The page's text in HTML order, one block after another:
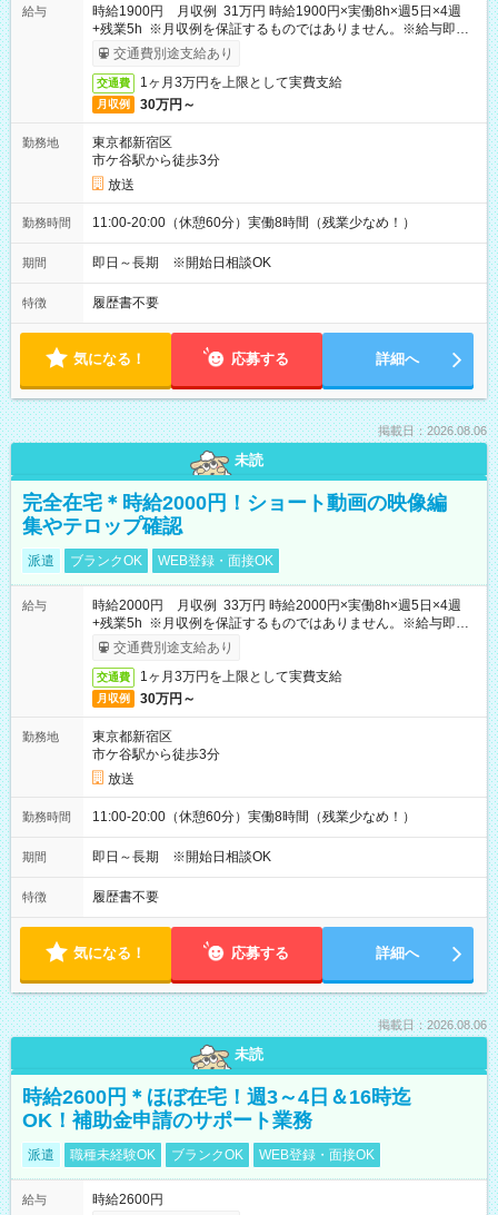
給与
時給1900円 月収例 31万円 時給1900円×実働8h×週5日×4週
+残業5h ※月収例を保証するものではありません。※給与即受
取りサービス利用可（利用条件有）
交通費別途支給あり
交通費 1ヶ月3万円を上限として実費支給
月収例 30万円～
勤務地
東京都新宿区
市ケ谷駅から徒歩3分
放送
勤務時間 11:00-20:00（休憩60分）実働8時間（残業少なめ！）
期間 即日～長期 ※開始日相談OK
特徴 履歴書不要
気になる！ 応募する 詳細へ
掲載日：2026.08.06
未読
完全在宅＊時給2000円！ショート動画の映像編
集やテロップ確認
派遣 ブランクOK WEB登録・面接OK
給与
時給2000円 月収例 33万円 時給2000円×実働8h×週5日×4週
+残業5h ※月収例を保証するものではありません。※給与即受
取りサービス利用可（利用条件有）
交通費別途支給あり
交通費 1ヶ月3万円を上限として実費支給
月収例 30万円～
勤務地
東京都新宿区
市ケ谷駅から徒歩3分
放送
勤務時間 11:00-20:00（休憩60分）実働8時間（残業少なめ！）
期間 即日～長期 ※開始日相談OK
特徴 履歴書不要
気になる！ 応募する 詳細へ
掲載日：2026.08.06
未読
時給2600円＊ほぼ在宅！週3～4日＆16時迄
OK！補助金申請のサポート業務
派遣 職種未経験OK ブランクOK WEB登録・面接OK
給与
時給2600円